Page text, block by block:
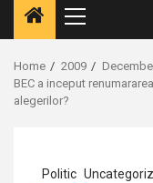
Primary
Menu
Home 2009
BEC a inceput
alegerilor?
Politic